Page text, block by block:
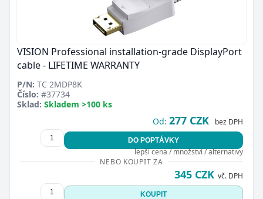
VISION Professional installation-grade DisplayPort
cable - LIFETIME WARRANTY
P/N: TC 2MDP8K
Číslo: #37734
Sklad: Skladem >100 ks
Od: 277 CZK bez DPH
DO POPTÁVKY
lepší cena / množství / alternativy
NEBO KOUPIT ZA
345 CZK vč. DPH
KOUPIT